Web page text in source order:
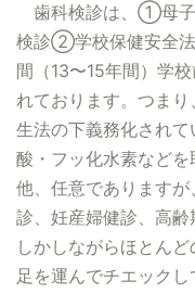
歯科検診は、①母子
検診②学校保健安全法
間（13〜15年間）学
れております。つま
生法の下義務化され
酸・フッ化水素など
他、任意であります
診、妊産婦健診、高齢
しかしながらほとん
足を運んでチエックし